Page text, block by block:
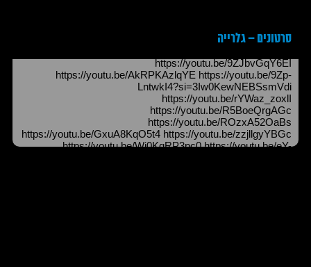
סרטונים – גלרייה
https://youtu.be/9ZJbvGqY6EI
https://youtu.be/AkRPKAzlqYE https://youtu.be/9Zp-
LntwkI4?si=3Iw0KewNEBSsmVdi
https://youtu.be/rYWaz_zoxlI
https://youtu.be/R5BoeQrgAGc
https://youtu.be/ROzxA52OaBs
https://youtu.be/GxuA8KqO5t4 https://youtu.be/zzjllgyYBGc
https://youtu.be/Wj0KqRP3pc0 https://youtu.be/eY-